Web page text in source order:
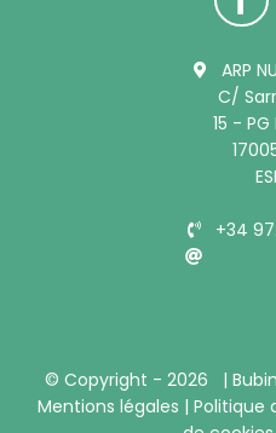
ARP
C/
15 - PG
+34
© Copyright - 2026 |
Mentions légales | Politique